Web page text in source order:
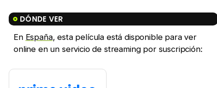
DÓNDE VER
En España, esta película está disponible para ver
online en un servicio de streaming por suscripción: